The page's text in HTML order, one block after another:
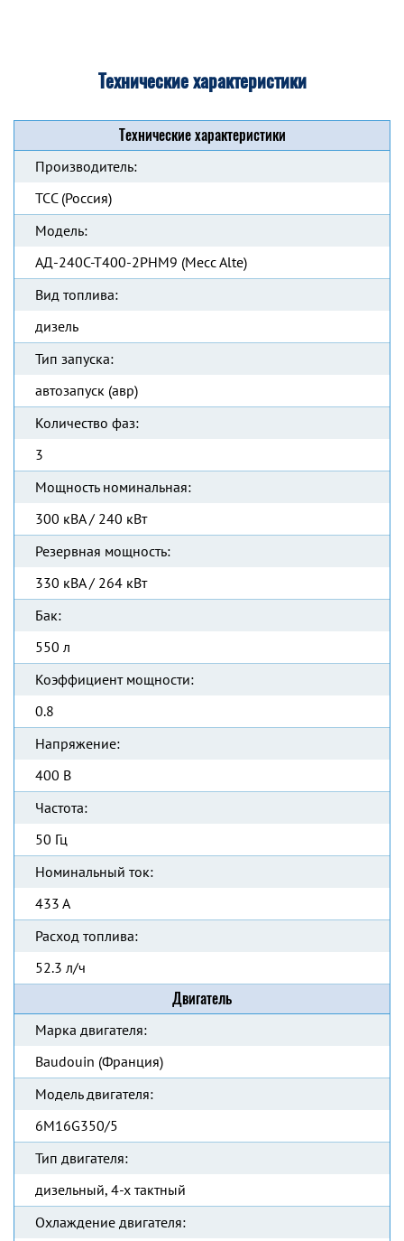
Технические характеристики
Технические характеристики
Производитель:
ТСС (Россия)
Модель:
АД-240С-Т400-2РНМ9 (Mecc Alte)
Вид топлива:
дизель
Тип запуска:
автозапуск (авр)
Количество фаз:
3
Мощность номинальная:
300 кВА / 240 кВт
Резервная мощность:
330 кВА / 264 кВт
Бак:
550 л
Коэффициент мощности:
0.8
Напряжение:
400 В
Частота:
50 Гц
Номинальный ток:
433 А
Расход топлива:
52.3 л/ч
Двигатель
Марка двигателя:
Baudouin (Франция)
Модель двигателя:
6M16G350/5
Тип двигателя:
дизельный, 4-х тактный
Охлаждение двигателя: